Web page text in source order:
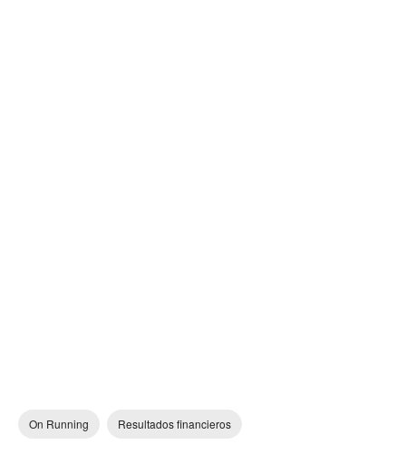
On Running Resultados financieros